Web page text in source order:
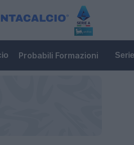
Probabili Formazioni